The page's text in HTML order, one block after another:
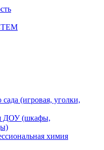
(игровая, уголки,
ДОУ (шкафы,
химия